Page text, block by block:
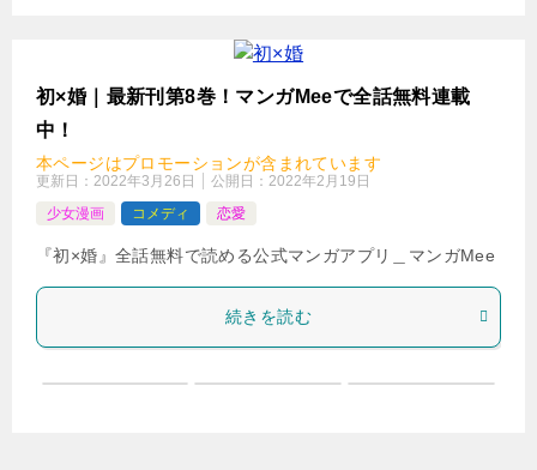
初×婚｜最新刊第8巻！マンガMeeで全話無料連載
中！
本ページはプロモーションが含まれています
更新日： 2022年3月26日 公開日： 2022年2月19日
少女漫画
コメディ 恋愛
『初×婚』全話無料で読める公式マンガアプリ＿マンガMee
続きを読む